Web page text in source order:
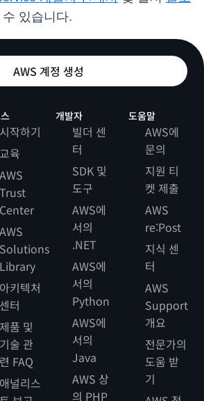
있습니다.
AWS 계정 생성
시작하기
교육
AWS
Trust
Center
AWS
Solutions
Library
아키텍처
센터
제품 및
기술 관
련 FAQ
애널리스
개발자
빌더 센
터
SDK 및
도구
AWS에
서의
.NET
AWS에
서의
Python
AWS에
서의
Java
AWS 상
의 PHP
도움말
AWS에
문의
지원 티
켓 제출
AWS
re:Post
지식 센
터
AWS
Support
개요
전문가의
도움 받
기